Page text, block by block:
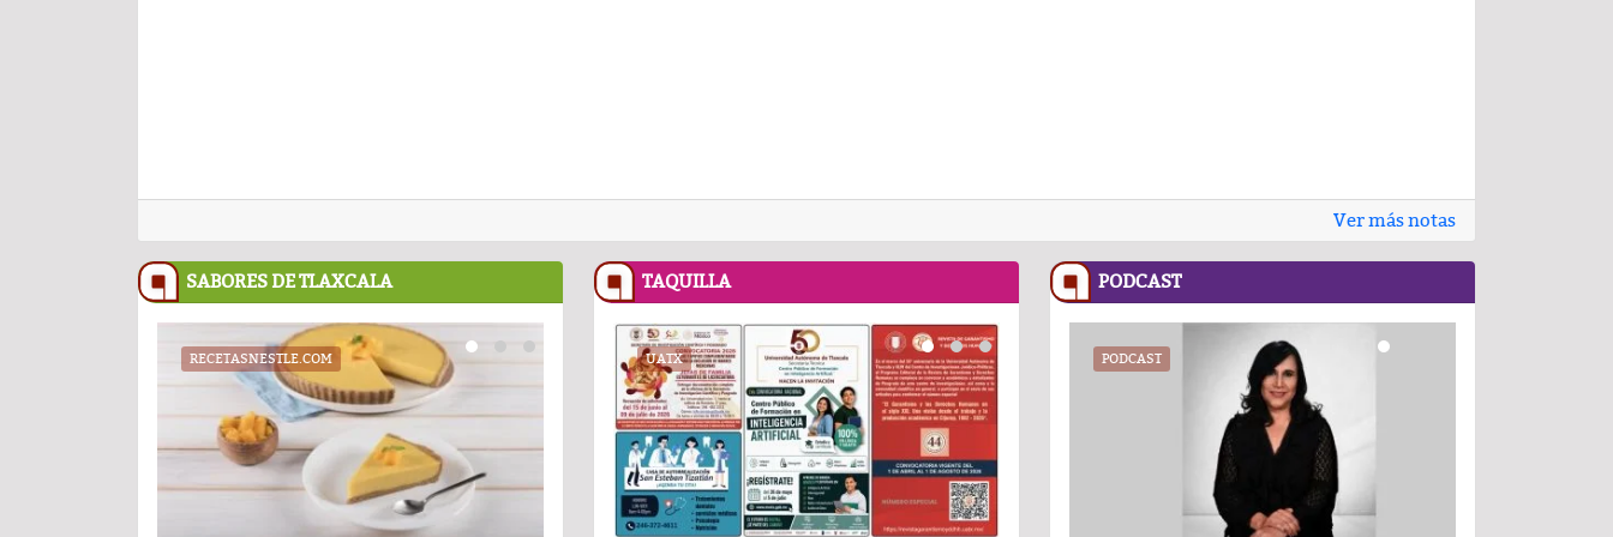
Ver más notas
SABORES DE TLAXCALA
RECETASNESTLE.COM RECETASNESTLE.COM RECETASNESTLE.COM
TAQUILLA
UATX UATX
PODCAST
PODCAST PODCAST PODCAST